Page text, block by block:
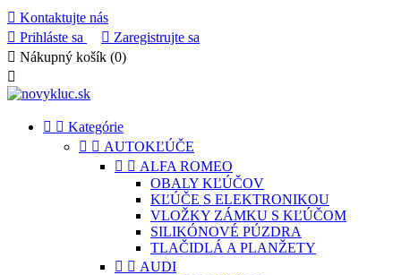
 Kontaktujte nás
 Prihláste sa  Zaregistrujte sa
 Nákupný košík (0)

  Kategórie
  AUTOKĽÚČE
  ALFA ROMEO
OBALY KĽÚČOV
KĽÚČE S ELEKTRONIKOU
VLOŽKY ZÁMKU S KĽÚČOM
SILIKÓNOVÉ PÚZDRA
TLAČIDLÁ A PLANŽETY
  AUDI